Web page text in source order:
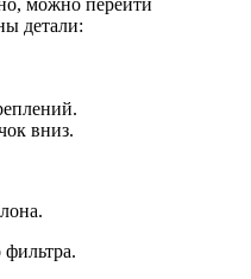
детали:
вниз.